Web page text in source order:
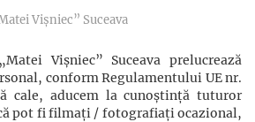
Vișniec” Suceava
Vișniec” Suceava prelucrează
conform Regulamentului UE nr.
cale, aducem la cunoștință tuturor
pot fi filmaţi / fotografiaţi ocazional,